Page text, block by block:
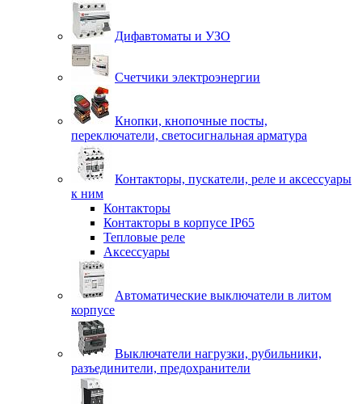
Дифавтоматы и УЗО
Счетчики электроэнергии
Кнопки, кнопочные посты,
переключатели, светосигнальная арматура
Контакторы, пускатели, реле и аксессуары
к ним
Контакторы
Контакторы в корпусе IP65
Тепловые реле
Аксессуары
Автоматические выключатели в литом
корпусе
Выключатели нагрузки, рубильники,
разъединители, предохранители